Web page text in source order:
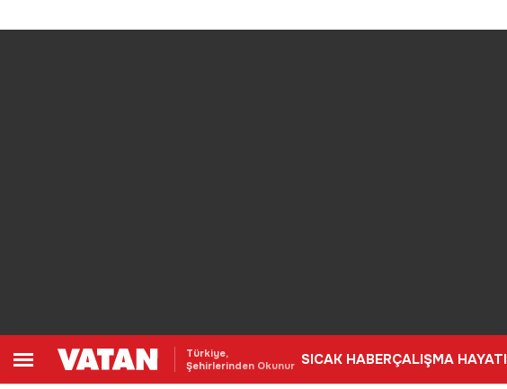
Türkiye,
Şehirlerinden Okunur SICAK HABERÇALIŞMA HAYATI